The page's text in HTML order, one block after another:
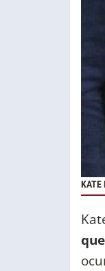
KATE